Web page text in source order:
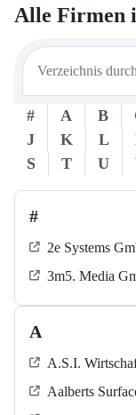
Alle Firmen
# A B
J
K L
S
T U
#
2e Systems
3m5. Media
A
A.S.I.
Aalberts